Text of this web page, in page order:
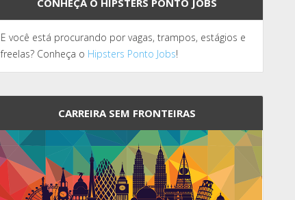
CONHEÇA O HIPSTERS PONTO JOBS
E você está procurando por vagas, trampos, estágios e
freelas? Conheça o Hipsters Ponto Jobs!
CARREIRA SEM FRONTEIRAS